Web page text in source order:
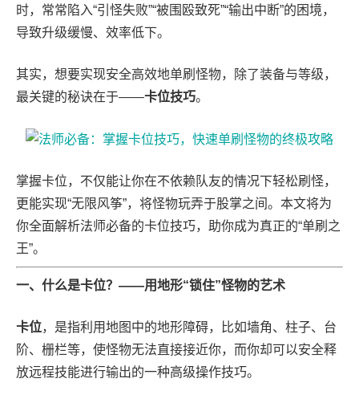
时，常常陷入“引怪失败”“被围殴致死”“输出中断”的困境，
导致升级缓慢、效率低下。
其实，想要实现安全高效地单刷怪物，除了装备与等级，
最关键的秘诀在于——卡位技巧。
掌握卡位，不仅能让你在不依赖队友的情况下轻松刷怪，
更能实现“无限风筝”，将怪物玩弄于股掌之间。本文将为
你全面解析法师必备的卡位技巧，助你成为真正的“单刷之
王”。
一、什么是卡位？——用地形“锁住”怪物的艺术
卡位，是指利用地图中的地形障碍，比如墙角、柱子、台
阶、栅栏等，使怪物无法直接接近你，而你却可以安全释
放远程技能进行输出的一种高级操作技巧。